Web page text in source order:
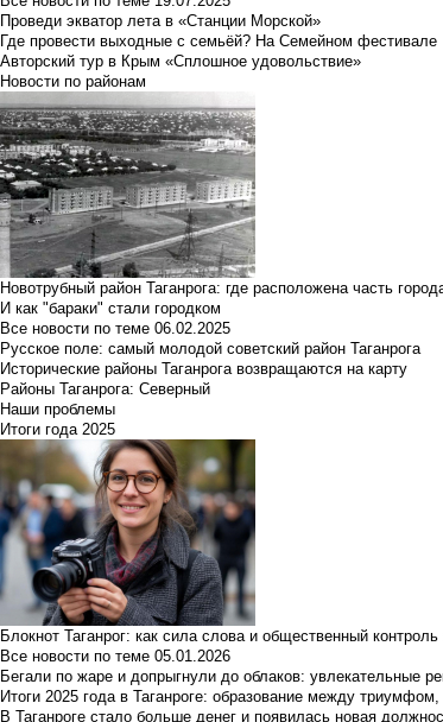
Проведи экватор лета в «Станции Морской»
Где провести выходные с семьёй? На Семейном фестивале
Авторский тур в Крым «Сплошное удовольствие»
Новости по районам
Новотрубный район Таганрога: где расположена часть
И как "бараки" стали городком
Все новости по теме 06.02.2025
Русское поле: самый молодой советский район Таганрога
Исторические районы Таганрога возвращаются на карту
Районы Таганрога: Северный
Наши проблемы
Итоги года 2025
Блокнот Таганрог: как сила слова и общественный
Все новости по теме 05.01.2026
Бегали по жаре и допрыгнули до облаков: увлекательные
Итоги 2025 года в Таганроге: образование между
В Таганроге стало больше денег и появилась новая